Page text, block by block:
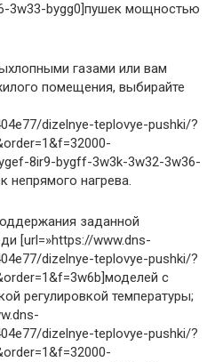
3w33-bygg0]пушек мощностью
газами или вам
помещения, выбирайте
dizelnye-teplovye-pushki/?
8ir9-bygff-3w3k-3w32-3w36-
непрямого нагрева.
заданной
[url=»https://www.dns-
dizelnye-teplovye-pushki/?
с
регулировкой температуры;
dizelnye-teplovye-pushki/?